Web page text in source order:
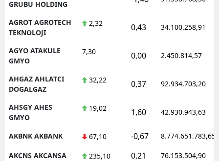
GRUBU HOLDING
AGROT AGROTECH
TEKNOLOJI
2,32 0,43 34.100.258,91
AGYO ATAKULE
GMYO
7,30 0,00 2.450.814,57
AHGAZ AHLATCI
DOGALGAZ
32,22 0,37 92.934.703,20
AHSGY AHES
GMYO
19,02 1,60 42.930.943,63
AKBNK AKBANK 67,10 -0,67 8.774.651.783,65
AKCNS AKCANSA 235,10 0,21 76.153.504,90